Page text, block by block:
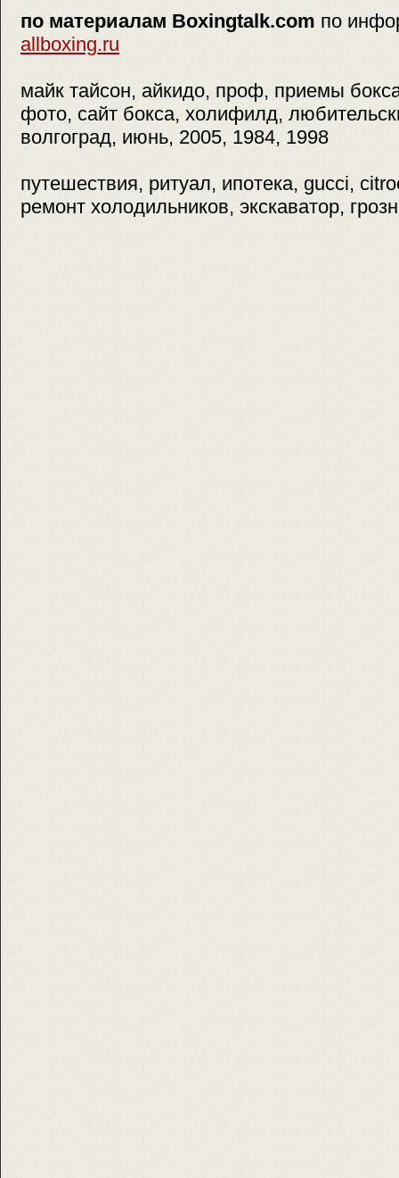
по материалам Boxingtalk.com по
allboxing.ru
майк тайсон, айкидо, проф, приемы
фото, сайт бокса, холифилд,
волгоград, июнь, 2005, 1984, 1998
путешествия, ритуал, ипотека, gucci,
ремонт холодильников, экскаватор,